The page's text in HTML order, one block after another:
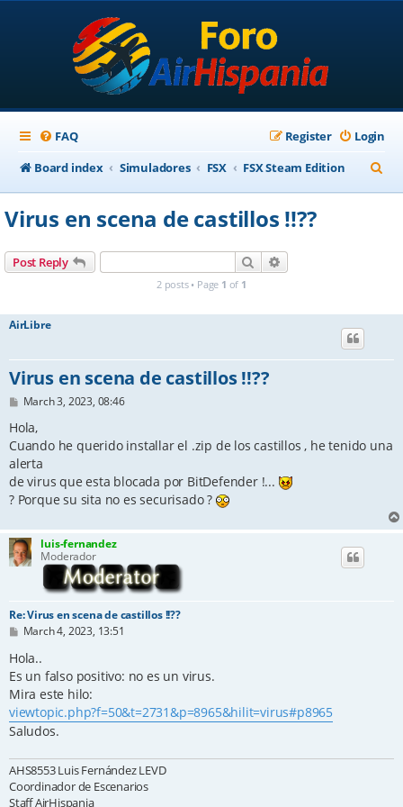
FAQ Login
Register
Board index
Simuladores FSX FSX Steam Edition
e
Virus en scena de castillos !!??
Post Reply Search
2 posts • Page 1 of 1
AirLibre
Virus en scena de castillos !!??
P
s
March 3, 2023, 08:46
Hola,
Cuando he querido installar el .zip de los castillos , he tenido una
alerta
de virus que esta blocada por BitDefender !...
? Porque su sita no es securisado ?
luis-fernandez
Moderador
Re: Virus en scena de castillos !!??
P
s
t
March 4, 2023, 13:51
Hola..
Es un falso positivo: no es un virus.
Mira este hilo:
viewtopic.php?f=50&t=2731&p=8965&hilit=virus#p8965
Saludos.
AHS8553 Luis Fernández LEVD
Coordinador de Escenarios
Staff AirHispania